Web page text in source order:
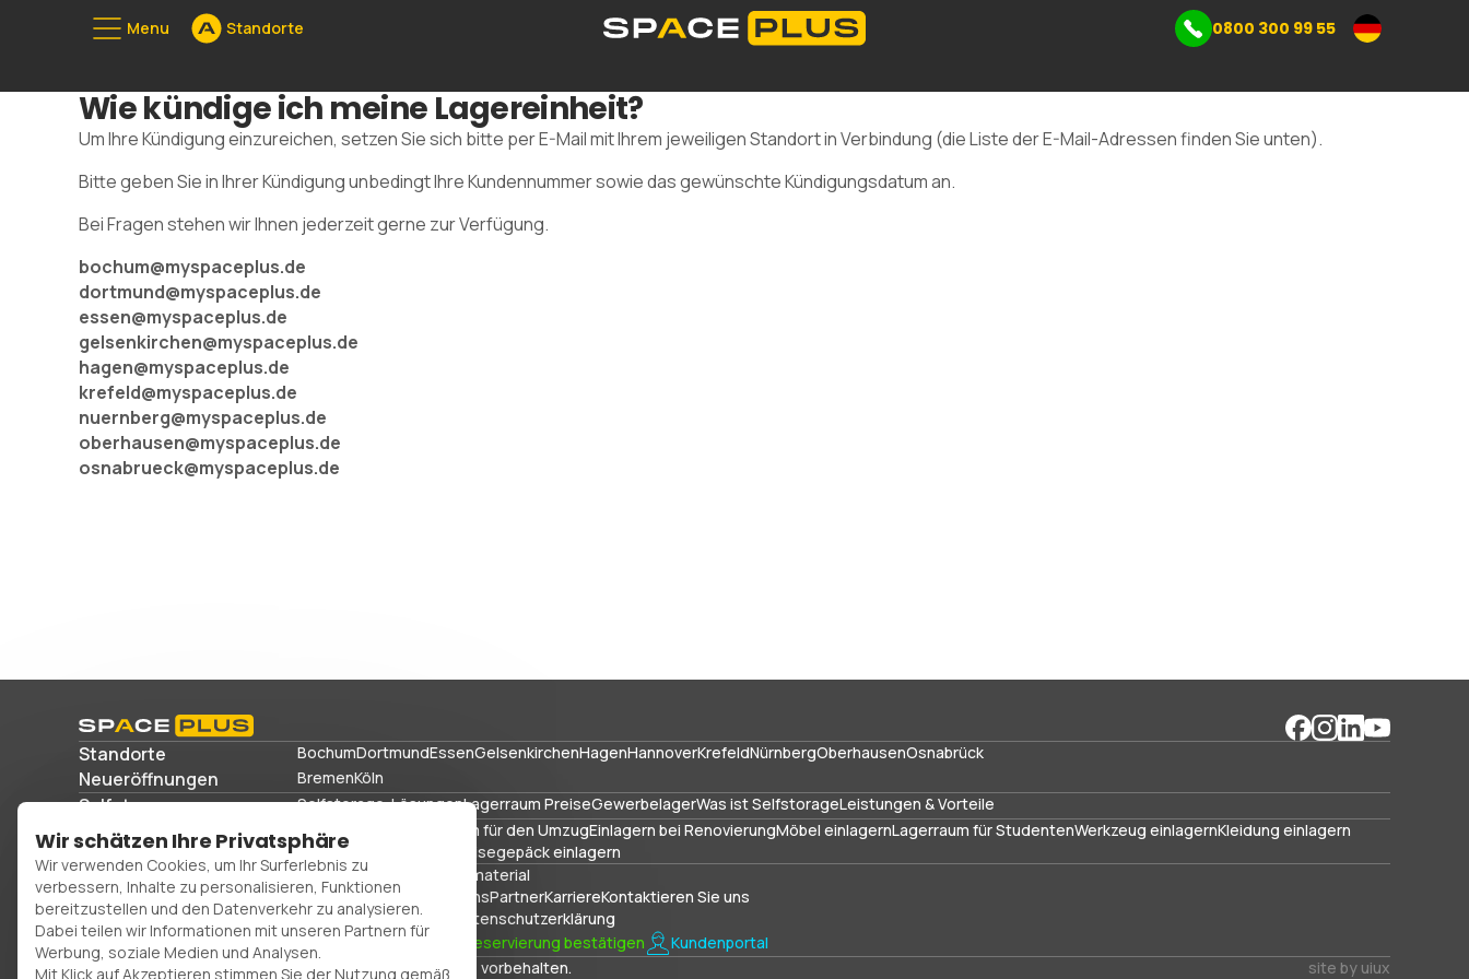
Menu Standorte 0800 300 99 55
Was ist Selfstorage
0800 300 99 55
Wie kündige ich meine Lagereinheit?
Um Ihre Kündigung einzureichen, setzen Sie sich bitte per E-Mail mit Ihrem jeweiligen Standort in Verbindung (die Liste der E-Mail-Adressen finden Sie unten).
Bitte geben Sie in Ihrer Kündigung unbedingt Ihre Kundennummer sowie das gewünschte Kündigungsdatum an.
Bei Fragen stehen wir Ihnen jederzeit gerne zur Verfügung.
bochum@myspaceplus.de
dortmund@myspaceplus.de
essen@myspaceplus.de
gelsenkirchen@myspaceplus.de
hagen@myspaceplus.de
krefeld@myspaceplus.de
nuernberg@myspaceplus.de
oberhausen@myspaceplus.de
osnabrueck@myspaceplus.de
Standorte BochumDortmundEssenGelsenkirchenHagenHannoverKrefeldNürnbergOberhausenOsnabrück
Neueröffnungen BremenKöln
Selfstorage Selfstorage-LösungenLagerraum PreiseGewerbelagerWas ist SelfstorageLeistungen & Vorteile
Lagerlösungen Gewerbelager Lagerraum für den UmzugEinlagern bei RenovierungMöbel einlagernLagerraum für StudentenWerkzeug einlagernKleidung einlagern
Sportausrüstung und Reisegepäck einlagern
Büroräume
Verpackungsmaterial
FAQsBlogGlossar Über unsPartnerKarriereKontaktieren Sie uns
KündigungImpressum
Datenschutzerklärung
0800 300 99 55
Reservierung bestätigen
Kundenportal
© Copyright 2026. Space Plus Store GmbH.Alle Rechte vorbehalten. site by uiux
Wir schätzen Ihre Privatsphäre
Wir verwenden Cookies, um Ihr Surferlebnis zu
verbessern, Inhalte zu personalisieren, Funktionen
bereitzustellen und den Datenverkehr zu analysieren.
Dabei teilen wir Informationen mit unseren Partnern für
Werbung, soziale Medien und Analysen.
Mit Klick auf Akzeptieren stimmen Sie der Nutzung gemäß